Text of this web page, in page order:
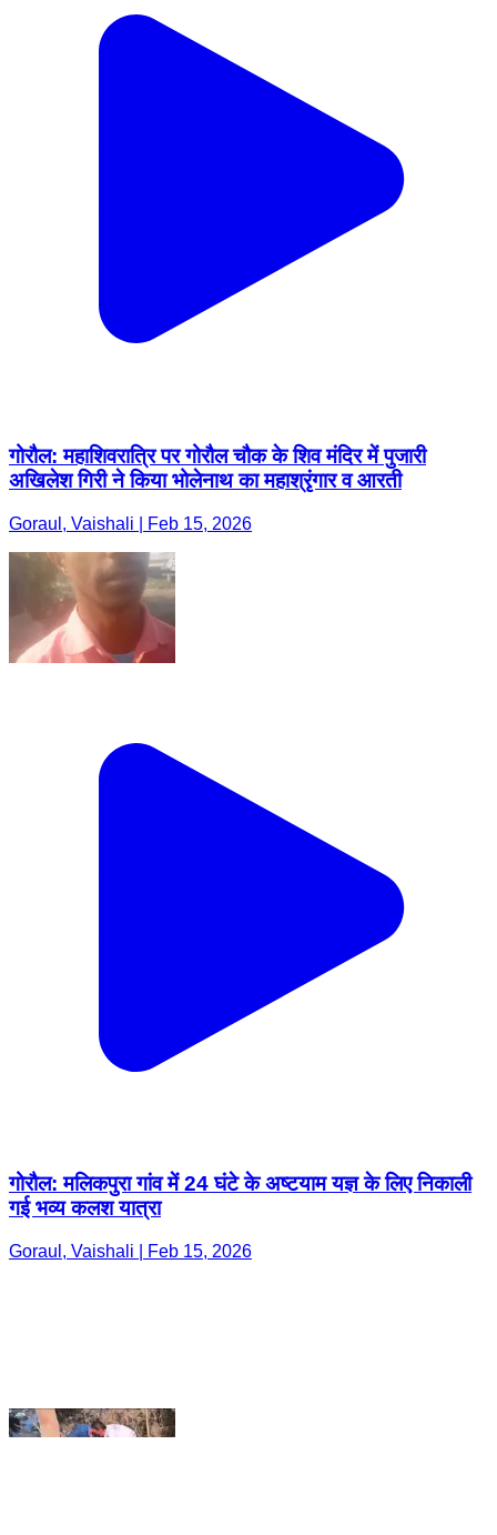
गोरौल: महाशिवरात्रि पर गोरौल चौक के शिव मंदिर में पुजारी
गोरौल: मलिकपुरा गांव में 24 घंटे के अष्टयाम यज्ञ के लिए निकाली
गई भव्य कलश यात्रा